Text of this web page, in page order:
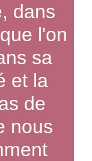
dans
l'on
sa
et la
de
nous